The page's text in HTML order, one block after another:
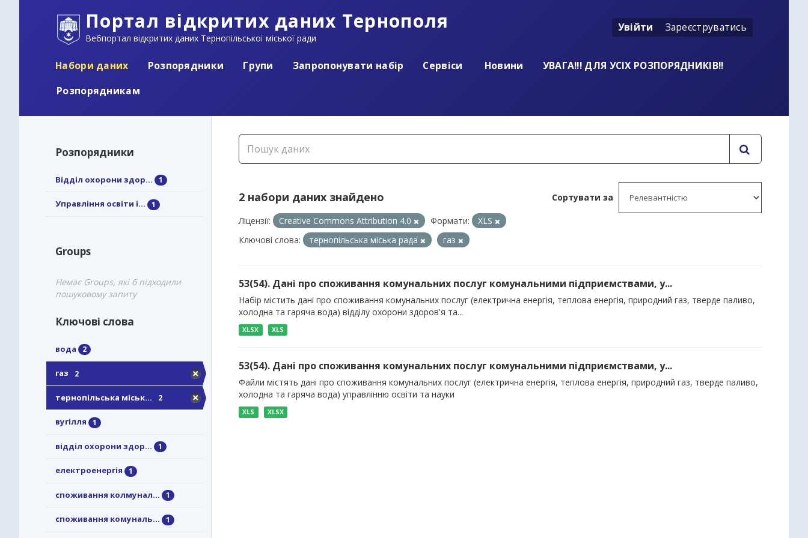
Портал відкритих даних Тернополя
Вебпортал відкритих даних Тернопільської міської ради
Увійти Зареєструватись
Набори даних Розпорядники Групи Запропонувати набір Сервіси Новини
УВАГА!!! ДЛЯ УСІХ РОЗПОРЯДНИКІВ!!
Розпорядникам
Розпорядники
Відділ охорони здор... 1
Управління освіти і... 1
Groups
Немає Groups, які б підходили
пошуковому запиту
Ключові слова
вода 2
газ 2
тернопільська міськ... 2
вугілля 1
відділ охорони здор... 1
електроенергія 1
споживання колмунал... 1
споживання комуналь... 1
Сортувати за
2 набори даних знайдено
Ліцензії: Creative Commons Attribution 4.0 Формати:
XLS
Ключові слова:
тернопільська міська рада газ
53(54). Дані про споживання комунальних послуг комунальними підприємствами, у...
Набір містить дані про споживання комунальних послуг (електрична енергія, теплова енергія, природний газ, тверде паливо,
холодна та гаряча вода) відділу охорони здоров'я та...
XLSX XLS
53(54). Дані про споживання комунальних послуг комунальними підприємствами, у...
Файли містять дані про споживання комунальних послуг (електрична енергія, теплова енергія, природний газ, тверде паливо,
холодна та гаряча вода) управлінню освіти та науки
XLS XLSX